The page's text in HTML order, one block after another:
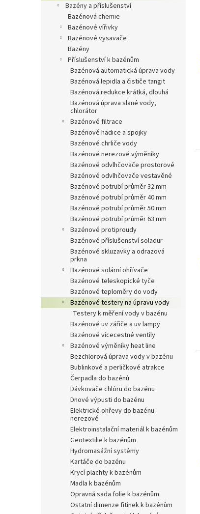
bazény a příslušenství
bazénová chemie
bazénové vířivky
bazénové vysavače
bazény
příslušenství k bazénům
bazénová automatická úprava vody
bazénová lepidla a čističe tangit
bazénová redukce krátká, dlouhá
bazénová úprava slané vody,
chlorátor
bazénové filtrace
bazénové hadice a spojky
bazénové chrliče vody
bazénové nerezové výměníky
bazénové odvlhčovače prostorové
bazénové odvlhčovače vestavěné
bazénové potrubí průměr 32 mm
bazénové potrubí průměr 40 mm
bazénové potrubí průměr 50 mm
bazénové potrubí průměr 63 mm
bazénové protiproudy
bazénové příslušenství soladur
bazénové skluzavky a odrazová
prkna
bazénové solární ohřívače
bazénové teleskopické tyče
bazénové teploměry do vody
bazénové testery na úpravu vody
testery k měření vody v bazénu
bazénové uv zářiče a uv lampy
bazénové vícecestné ventily
bazénové výměníky heat line
bezchlorová úprava vody v bazénu
bublinkové a perličkové atrakce
čerpadla do bazénů
dávkovače chlóru do bazénu
dnové výpusti do bazénu
elektrické ohřevy do bazénu
nerezové
elektroinstalační materiál k bazénům
geotextilie k bazénům
hydromasážní systémy
kartáče do bazénu
krycí plachty k bazénům
madla k bazénům
opravná sada folie k bazénům
ostatní dimenze fitinek k bazénům